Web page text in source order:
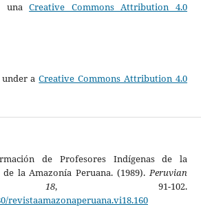
unaCreative Commons Attribution 4.0
under aCreative Commons Attribution 4.0
de Profesores Indígenas de la
la Amazonía Peruana. (1989).Peruvian
18, 91-102.
revistaamazonaperuana.vi18.160